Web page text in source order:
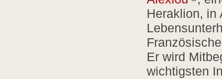
Heraklion, in
Er wird
wichtigsten